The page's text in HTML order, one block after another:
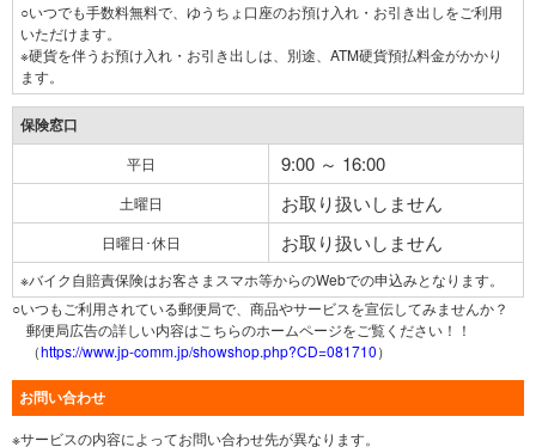
○いつでも手数料無料で、ゆうちょ口座のお預け入れ・お引き出しをご利用
いただけます。
※硬貨を伴うお預け入れ・お引き出しは、別途、ATM硬貨預払料金がかかり
ます。
保険窓口
平日 9:00 ～ 16:00
土曜日 お取り扱いしません
日曜日･休日 お取り扱いしません
※バイク自賠責保険はお客さまスマホ等からのWebでの申込みとなります。
○いつもご利用されている郵便局で、商品やサービスを宣伝してみませんか？
郵便局広告の詳しい内容はこちらのホームページをご覧ください！！
（https://www.jp-comm.jp/showshop.php?CD=081710）
お問い合わせ
※サービスの内容によってお問い合わせ先が異なります。